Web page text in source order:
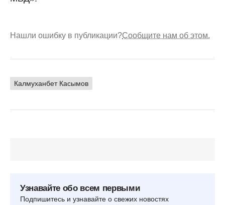
Нашли ошибку в публикации?Сообщите нам об этом.
Калмуханбет Касымов
Узнавайте обо всем первыми
Подпишитесь и узнавайте о свежих новостях